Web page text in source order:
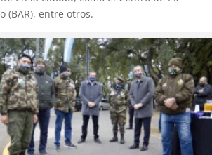
(BAR), entre otros.